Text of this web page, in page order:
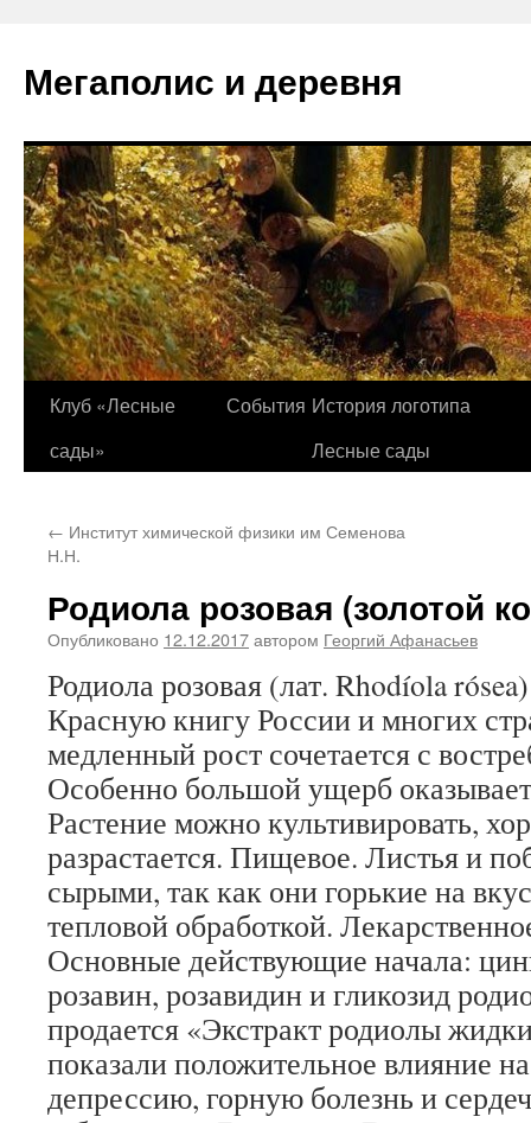
содержимому
Мегаполис и деревня
Клуб «Лесные
сады»
События История логотипа
Лесные сады
← Институт химической физики им Семенова
Н.Н.
Родиола розовая (золотой
Опубликовано 12.12.2017автором Георгий Афанасьев
Родиола розовая (лат. Rhodíola
Красную книгу России и многих
медленный рост сочетается с
Особенно большой ущерб
Растение можно культивировать,
разрастается. Пищевое. Листья и
сырыми, так как они горькие на
тепловой обработкой.
Основные действующие начала:
розавин, розавидин и гликозид
продается «Экстракт родиолы
показали положительное влияние
депрессию, горную болезнь и